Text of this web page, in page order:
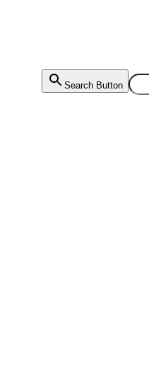
Search Button